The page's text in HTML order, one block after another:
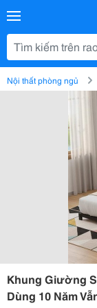
Nội thất phòng ngủ
Khung Giường
Dùng 10 Năm